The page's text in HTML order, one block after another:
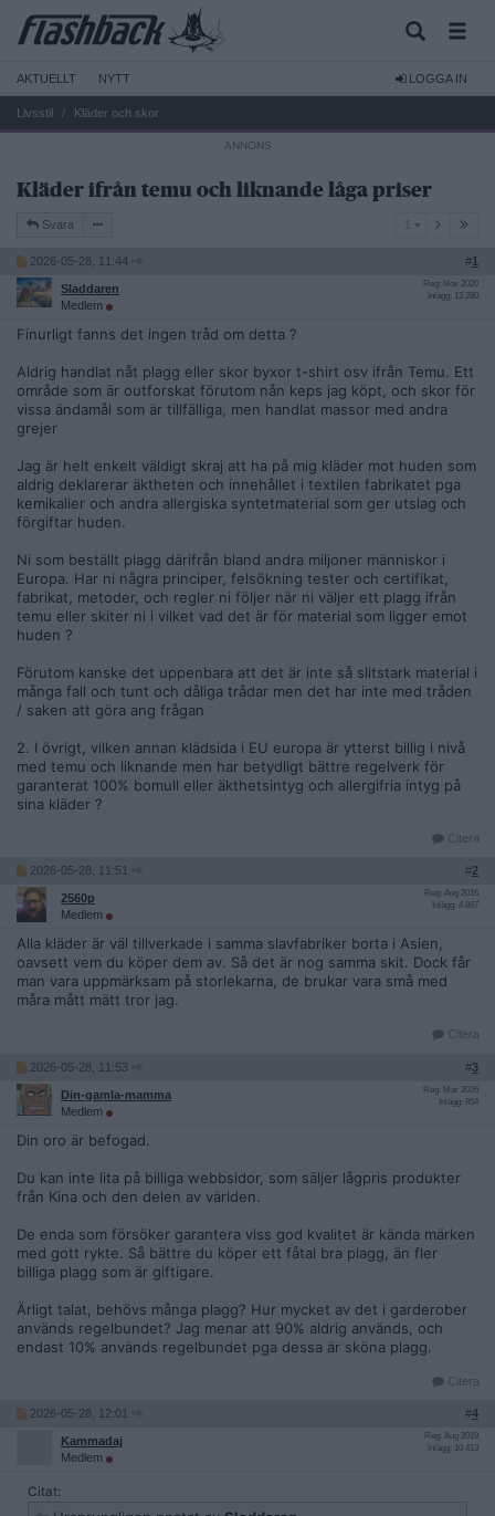
AKTUELLT NYTT LOGGA IN
Livsstil Kläder och skor
Kläder ifrån temu och liknande låga priser
Svara
2026-05-28, 11:44 #1
Sladdaren
Medlem
Reg: Nov 2020
Inlägg: 13 280
Finurligt fanns det ingen tråd om detta ?
Aldrig handlat nåt plagg eller skor byxor t-shirt osv ifrån Temu. Ett
område som är outforskat förutom nån keps jag köpt, och skor för
vissa ändamål som är tillfälliga, men handlat massor med andra
grejer
Jag är helt enkelt väldigt skraj att ha på mig kläder mot huden som
aldrig deklarerar äktheten och innehållet i textilen fabrikatet pga
kemikalier och andra allergiska syntetmaterial som ger utslag och
förgiftar huden.
Ni som beställt plagg därifrån bland andra miljoner människor i
Europa. Har ni några principer, felsökning tester och certifikat,
fabrikat, metoder, och regler ni följer när ni väljer ett plagg ifrån
temu eller skiter ni i vilket vad det är för material som ligger emot
huden ?
Förutom kanske det uppenbara att det är inte så slitstark material i
många fall och tunt och dåliga trådar men det har inte med tråden
/ saken att göra ang frågan
2. I övrigt, vilken annan klädsida i EU europa är ytterst billig i nivå
med temu och liknande men har betydligt bättre regelverk för
garanterat 100% bomull eller äkthetsintyg och allergifria intyg på
sina kläder ?
Citera
2026-05-28, 11:51 #2
2560p
Medlem
Reg: Aug 2016
Inlägg: 4 867
Alla kläder är väl tillverkade i samma slavfabriker borta i Asien,
oavsett vem du köper dem av. Så det är nog samma skit. Dock får
man vara uppmärksam på storlekarna, de brukar vara små med
måra mått mätt tror jag.
Citera
2026-05-28, 11:53 #3
Din-gamla-mamma
Medlem
Reg: Mar 2026
Inlägg: 854
Din oro är befogad.
Du kan inte lita på billiga webbsidor, som säljer lågpris produkter
från Kina och den delen av världen.
De enda som försöker garantera viss god kvalitet är kända märken
med gott rykte. Så bättre du köper ett fåtal bra plagg, än fler
billiga plagg som är giftigare.
Ärligt talat, behövs många plagg? Hur mycket av det i garderober
används regelbundet? Jag menar att 90% aldrig används, och
endast 10% används regelbundet pga dessa är sköna plagg.
Citera
2026-05-28, 12:01 #4
Kammadaj
Medlem
Reg: Aug 2019
Inlägg: 10 413
Citat: